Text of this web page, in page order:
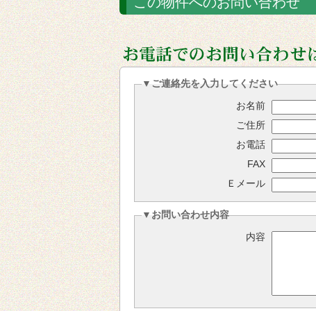
▼ご連絡先を入力してください
お名前
ご住所
お電話
FAX
Ｅメール
▼お問い合わせ内容
内容